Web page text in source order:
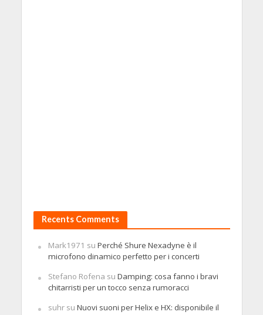
Recents Comments
Mark1971 su Perché Shure Nexadyne è il
microfono dinamico perfetto per i concerti
Stefano Rofena su Damping: cosa fanno i bravi
chitarristi per un tocco senza rumoracci
suhrsu Nuovi suoni per Helix e HX: disponibile il